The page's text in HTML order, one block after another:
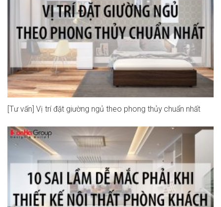
[Tư vấn] Vị trí đặt giường ngủ theo phong thủy chuẩn nhất